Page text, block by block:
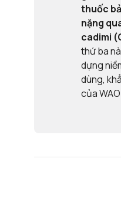
thuốc
nặng
cadimi
thứ ba
dựng
dùng,
của